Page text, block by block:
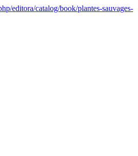
editora/catalog/book/plantes-sauvages-